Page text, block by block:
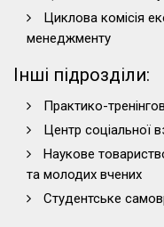
Циклова комісія
менеджменту
Інші підрозділи:
Практико-
Центр соціальної
Наукове
та молодих вчених
Студентське